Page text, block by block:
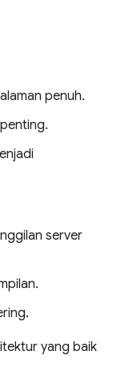
penuh.
server
yang baik